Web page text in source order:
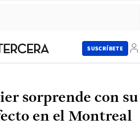
SUSCRÍBETE
sorprende con su
en el Montreal